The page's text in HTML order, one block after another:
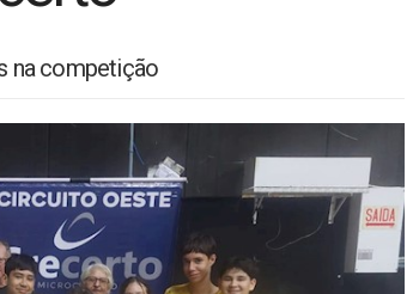
na competição